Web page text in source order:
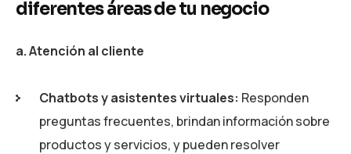
diferentes áreas de tu negocio
a. Atención al cliente
Chatbots y asistentes virtuales: Responden
preguntas frecuentes, brindan información sobre
productos y servicios, y pueden resolver